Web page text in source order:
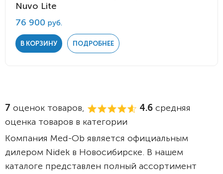
Nuvo Lite
76 900 руб.
В КОРЗИНУ ПОДРОБНЕЕ
7 оценок товаров, 4.6 средняя
оценка товаров в категории
Компания Med-Ob является официальным
дилером Nidek в Новосибирске. В нашем
каталоге представлен полный ассортимент